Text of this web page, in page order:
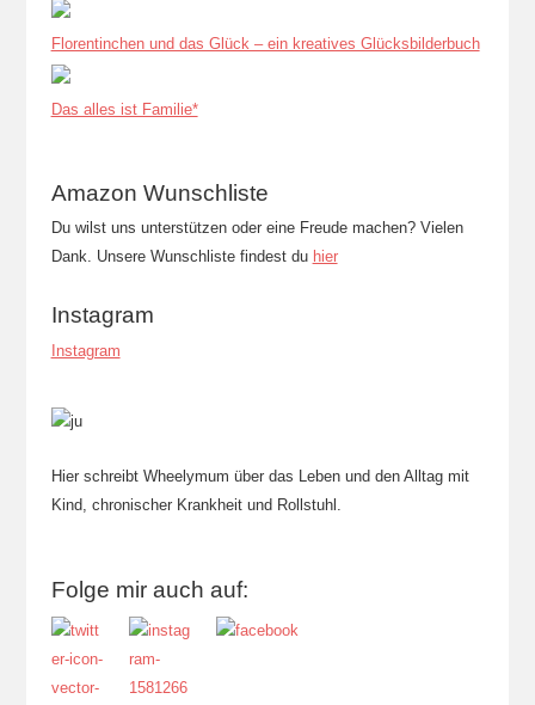
Florentinchen und das Glück – ein kreatives Glücksbilderbuch
Das alles ist Familie*
Amazon Wunschliste
Du wilst uns unterstützen oder eine Freude machen? Vielen
Dank. Unsere Wunschliste findest du hier
Instagram
Instagram
Hier schreibt Wheelymum über das Leben und den Alltag mit
Kind, chronischer Krankheit und Rollstuhl.
Folge mir auch auf: